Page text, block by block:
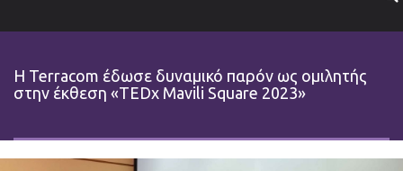
Η Terracom έδωσε δυναμικό παρόν ως ομιλητής
στην έκθεση «TEDx Mavili Square 2023»